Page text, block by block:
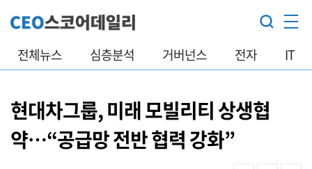
전체뉴스 심층분석 거버넌스 전자 IT
현대차그룹, 미래 모빌리티 상생협
약…“공급망 전반 협력 강화”